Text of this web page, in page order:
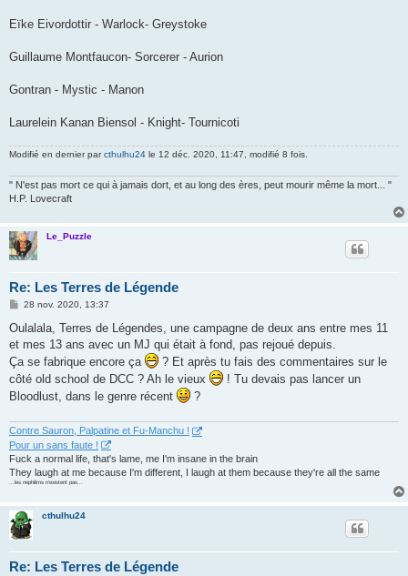
Eïke Eivordottir - Warlock- Greystoke
Guillaume Montfaucon- Sorcerer - Aurion
Gontran - Mystic - Manon
Laurelein Kanan Biensol - Knight- Tournicoti
Modifié en dernier parcthulhu24 le 12 déc. 2020, 11:47, modifié 8 fois.
" N'est pas mort ce qui à jamais dort, et au long des ères, peut mourir même la mort... "
H.P. Lovecraft
Le_Puzzle
Re: Les Terres de Légende
M
s
a
g
e
28 nov. 2020, 13:37
Oulalala, Terres de Légendes, une campagne de deux ans entre mes 11
et mes 13 ans avec un MJ qui était à fond, pas rejoué depuis.
Ça se fabrique encore ça
? Et après tu fais des commentaires sur le
côté old school de DCC ? Ah le vieux
! Tu devais pas lancer un
Bloodlust, dans le genre récent
?
Contre Sauron, Palpatine et Fu-Manchu !
Pour un sans faute !
Fuck a normal life, that's lame, me I'm insane in the brain
They laugh at me because I'm different, I laugh at them because they're all the same
...les nephilims n'existent pas...
cthulhu24
Re: Les Terres de Légende